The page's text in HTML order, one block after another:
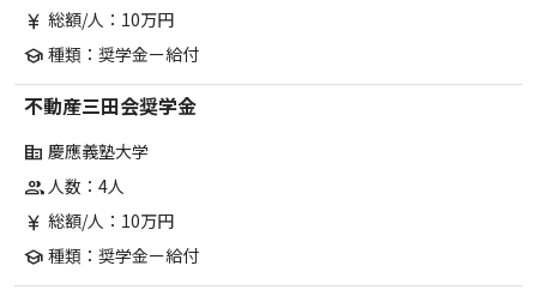
currency_yen 総額/人：10万円
school 種類：奨学金ー給付
不動産三田会奨学金
corporate_fare 慶應義塾大学
group 人数：4人
currency_yen 総額/人：10万円
school 種類：奨学金ー給付